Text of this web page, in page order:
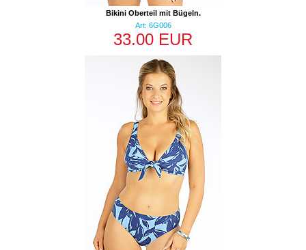
Bikini Oberteil mit Bügeln.
Art: 6G006
33.00 EUR